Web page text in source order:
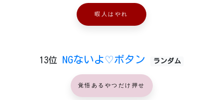
暇人はやれ
13位 NGないよ♡ボタン ランダム
覚悟あるやつだけ押せ